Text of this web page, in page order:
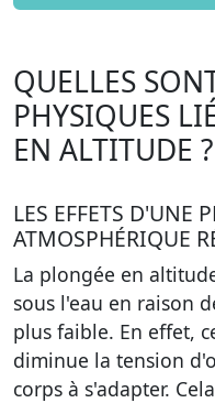
QUELLES
PHYSIQUES
EN ALTITUDE ?
LES EFFETS D'UNE
ATMOSPHÉRIQUE
La plongée en
sous l'eau en raison
plus faible. En effet,
diminue la tension
corps à s'adapter.